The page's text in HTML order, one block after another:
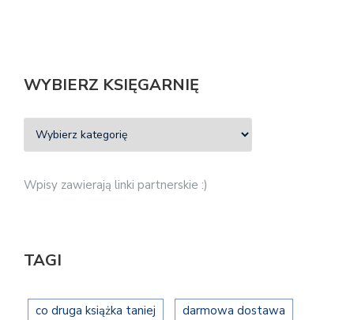
WYBIERZ KSIĘGARNIĘ
Wpisy zawierają linki partnerskie :)
TAGI
co druga książka taniej darmowa dostawa